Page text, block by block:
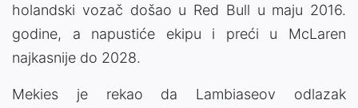
holandski vozač došao u Red Bull u maju 2016.
godine, a napustiće ekipu i preći u McLaren
najkasnije do 2028.
Mekies je rekao da Lambiaseov odlazak